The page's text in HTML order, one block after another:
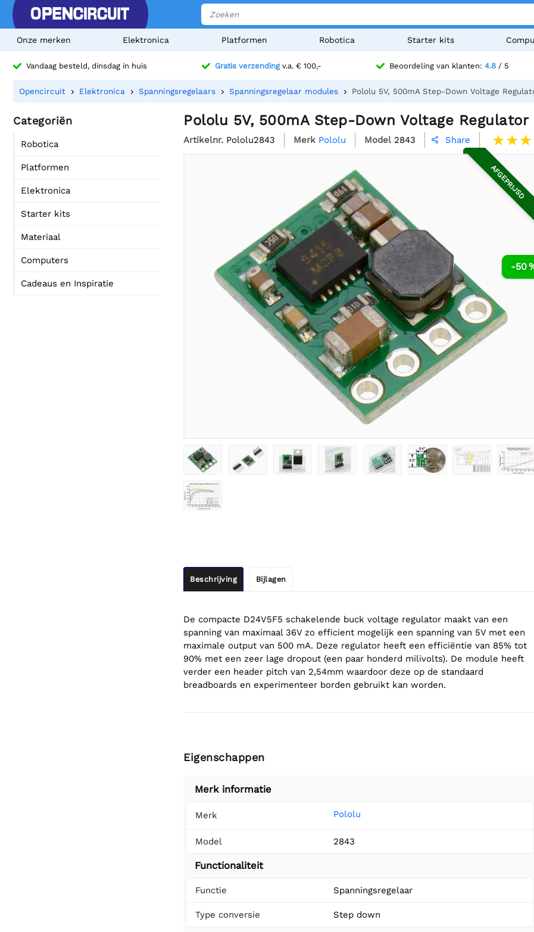
Onze merken Elektronica Platformen Robotica Starter kits
Vandaag besteld, dinsdag in huis Gratis verzendingv.a. € 100,- Beoordeling van klanten: 4.8 / 5
Opencircuit Elektronica Spanningsregelaars Spanningsregelaar modules Pololu 5V, 500mA Step-Down Voltage
Categoriën
Robotica
Platformen
Elektronica
Starter kits
Materiaal
Computers
Cadeaus en Inspiratie
Pololu 5V, 500mA Step-Down Voltage Regulator
Artikelnr. Pololu2843 Merk Pololu Model 2843  Share
-50
AFGEPRIJSD
Beschrijving Bijlagen
De compacte D24V5F5 schakelende buck voltage regulator maakt van een
spanning van maximaal 36V zo efficient mogelijk een spanning van 5V met een
maximale output van 500 mA. Deze regulator heeft een efficiëntie van 85% tot
90% met een zeer lage dropout (een paar honderd milivolts). De module heeft
verder een header pitch van 2,54mm waardoor deze op de standaard
breadboards en experimenteer borden gebruikt kan worden.
Eigenschappen
Merk informatie
Merk Pololu
Model 2843
Functionaliteit
Functie Spanningsregelaar
Type conversie Step down